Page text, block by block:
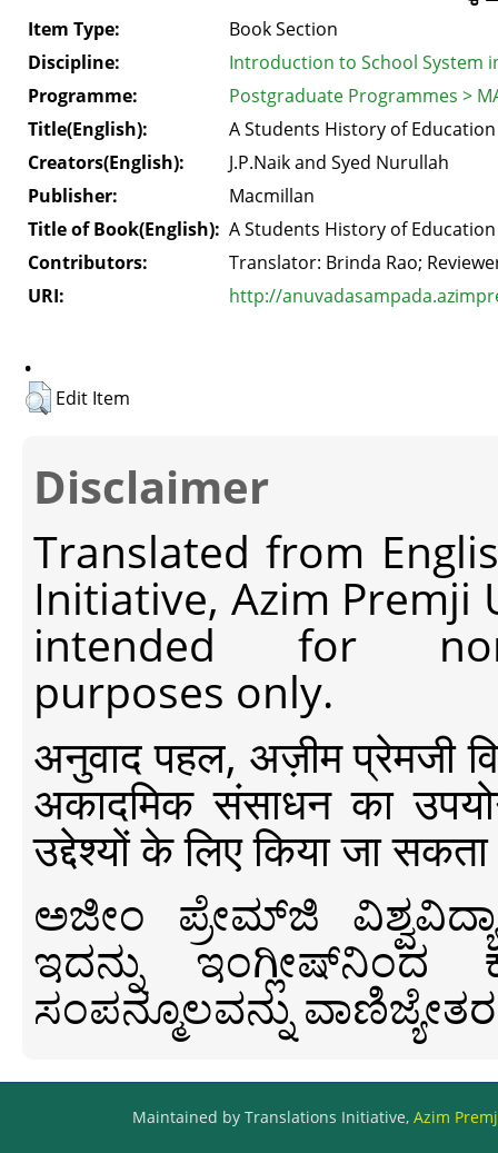
Item Type:
Book Section
Discipline:
Introduction to School System
Programme:
Postgraduate Programmes >
Title(English):
A Students History of
Creators(English):
J.P.Naik and Syed Nurullah
Publisher:
Macmillan
Title of Book(English): A Students History of
Contributors:
Translator: Brinda Rao;
URI:
http://
.
Edit Item
Disclaimer
Translated from
Initiative, Azim Premji
intended for non-
purposes only.
अनुवाद पहल, अज़ीम प्रेमजी
अकादमिक संसाधन का
उद्देश्यों के लिए किया जा
ಅಜೀಂ ಪ್ರೇಮ್‍ಜಿ
ಇದನ್ನು ಇಂಗ್ಲೀಷ್‍ನಿಂದ
ಸಂಪನ್ಮೂಲವನ್ನು
Maintained by Translations Initiative, Azim